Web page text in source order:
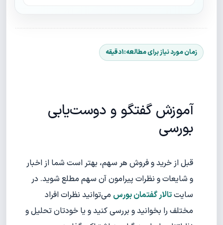
آموزش گفتگو و دوست‌یابی
بورسی
قبل از خرید و فروش هر سهم، بهتر است شما از اخبار
و شایعات و نظرات پیرامون آن سهم مطلع شوید. در
سایتتالار گفتمان بورس می‌توانید نظرات افراد
مختلف را بخوانید و بررسی کنید و یا خودتان تحلیل و